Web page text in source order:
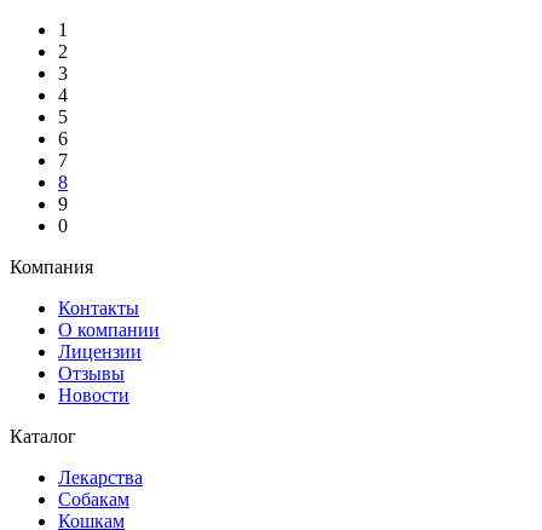
1
2
3
4
5
6
7
8
9
0
Компания
Контакты
О компании
Лицензии
Отзывы
Новости
Каталог
Лекарства
Собакам
Кошкам